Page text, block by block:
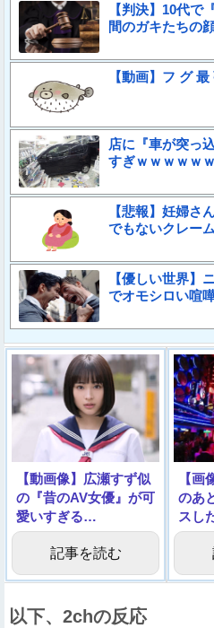
【判決】10代で
間のガキたちの
【動画】フ グ
店に『車が突っ
すぎｗｗｗｗｗ
【悲報】妊婦さ
でもないクレー
【優しい世界】
でオモシロい喧
【動画像】広瀬すず似
の『昔のAV女優』が可
愛いすぎる…
記事を読む
【画
のあ
スし
以下、2chの反応